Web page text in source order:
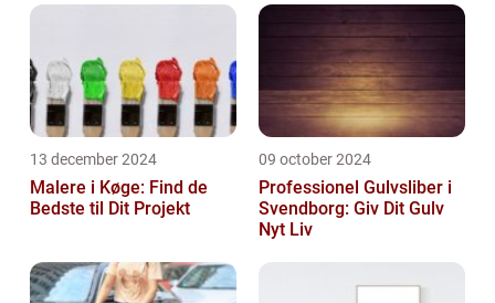
13 december 2024
Malere i Køge: Find de
Bedste til Dit Projekt
09 october 2024
Professionel Gulvsliber i
Svendborg: Giv Dit Gulv
Nyt Liv